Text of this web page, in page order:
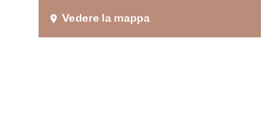
Vedere la mappa